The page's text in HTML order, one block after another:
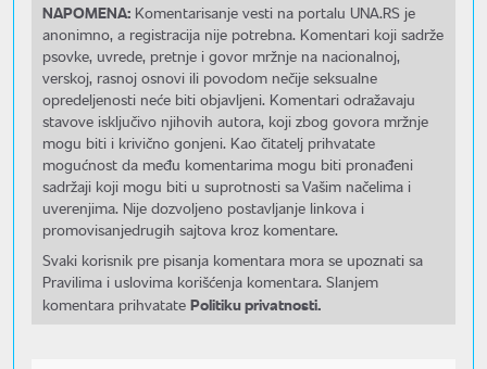
NAPOMENA: Komentarisanje vesti na portalu UNA.RS je
anonimno, a registracija nije potrebna. Komentari koji sadrže
psovke, uvrede, pretnje i govor mržnje na nacionalnoj,
verskoj, rasnoj osnovi ili povodom nečije seksualne
opredeljenosti neće biti objavljeni. Komentari odražavaju
stavove isključivo njihovih autora, koji zbog govora mržnje
mogu biti i krivično gonjeni. Kao čitatelj prihvatate
mogućnost da među komentarima mogu biti pronađeni
sadržaji koji mogu biti u suprotnosti sa Vašim načelima i
uverenjima. Nije dozvoljeno postavljanje linkova i
promovisanjedrugih sajtova kroz komentare.
Svaki korisnik pre pisanja komentara mora se upoznati sa
Pravilima i uslovima korišćenja komentara. Slanjem
komentara prihvatate Politiku privatnosti.